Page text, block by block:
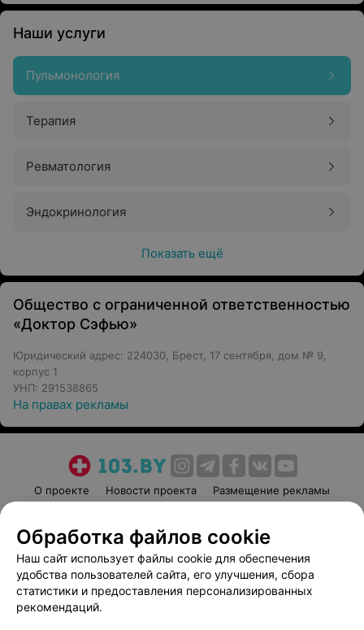
Наши услуги
Пульмонология
Терапия
Ревматология
Эндокринология
Показать ещё
Общество с ограниченной ответственностью
«Доктор Сэфью»
Юридический адрес: 224030, Брест, 17 сентября, дом № 9,
корпус 1
УНП: 291538865
На правах рекламы
О проекте Новости проекта
Размещение рекламы
Пользовательское соглашение
Способы оплаты
Вакансии
Партнеры
Написать руководителю 103.by
Обработка файлов cookie
Наш сайт использует файлы cookie для обеспечения
удобства пользователей сайта, его улучшения, сбора
статистики и предоставления персонализированных
рекомендаций.